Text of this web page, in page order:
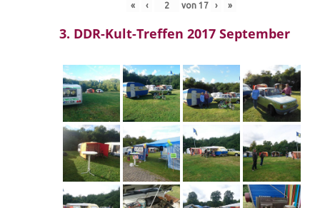
« ‹ von 17 › »
3. DDR-Kult-Treffen 2017 September